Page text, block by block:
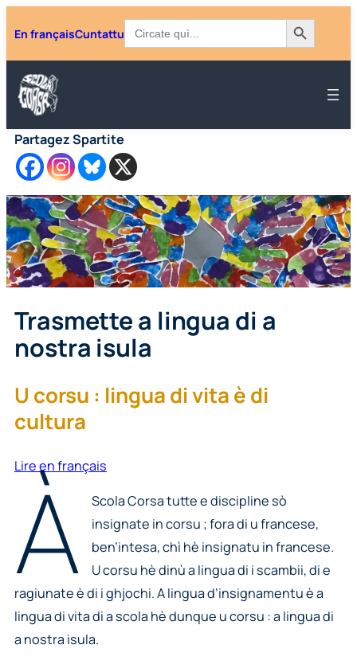
au
contenu
En françaisCuntattu
Search
for:
Search Button
Partagez Spartite
Trasmette a lingua di a
nostra isula
U corsu : lingua di vita è di
cultura
Lire en français
À
Scola Corsa tutte e discipline sò
insignate in corsu ; fora di u francese,
ben’intesa, chì hè insignatu in francese.
U corsu hè dinù a lingua di i scambii, di e
ragiunate è di i ghjochi. A lingua d’insignamentu è a
lingua di vita di a scola hè dunque u corsu : a lingua di
a nostra isula.